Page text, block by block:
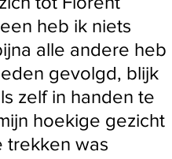
heb ik niets
alle andere heb
gevolgd, blijk
zelf in handen te
hoekige gezicht
trekken was